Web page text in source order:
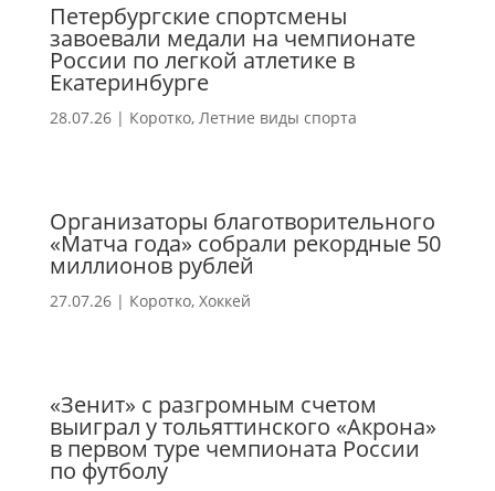
Петербургские спортсмены
завоевали медали на чемпионате
России по легкой атлетике в
Екатеринбурге
28.07.26| Коротко, Летние виды спорта
Организаторы благотворительного
«Матча года» собрали рекордные 50
миллионов рублей
27.07.26| Коротко, Хоккей
«Зенит» с разгромным счетом
выиграл у тольяттинского «Акрона»
в первом туре чемпионата России
по футболу